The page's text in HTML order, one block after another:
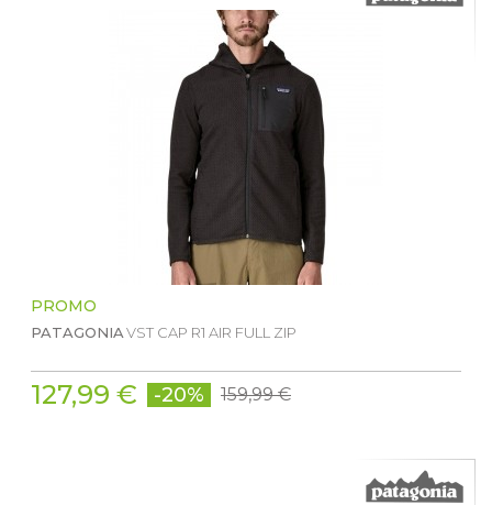
PROMO
PATAGONIAVST CAP R1 AIR FULL ZIP
127,99 € -20% 159,99 €